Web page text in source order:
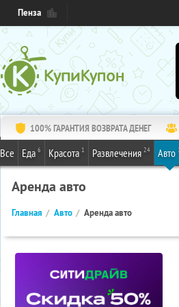
Пенза
100% ГАРАНТИЯ ВОЗВРАТА ДЕНЕГ
Все Еда 6 Красота 1 Развлечения 24 Авто
Аренда авто
Главная Авто Аренда авто